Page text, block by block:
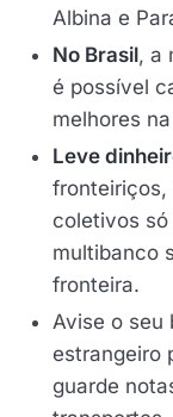
Albina e
No Brasil, a
é possível
melhores
Leve
fronteiriços,
coletivos
multibanco
fronteira.
Avise o seu
estrangeiro
guarde